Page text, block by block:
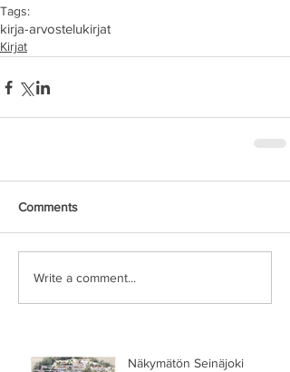
Tags:
kirja-arvostelukirjat
Kirjat
Comments
Write a comment...
Näkymätön Seinäjoki